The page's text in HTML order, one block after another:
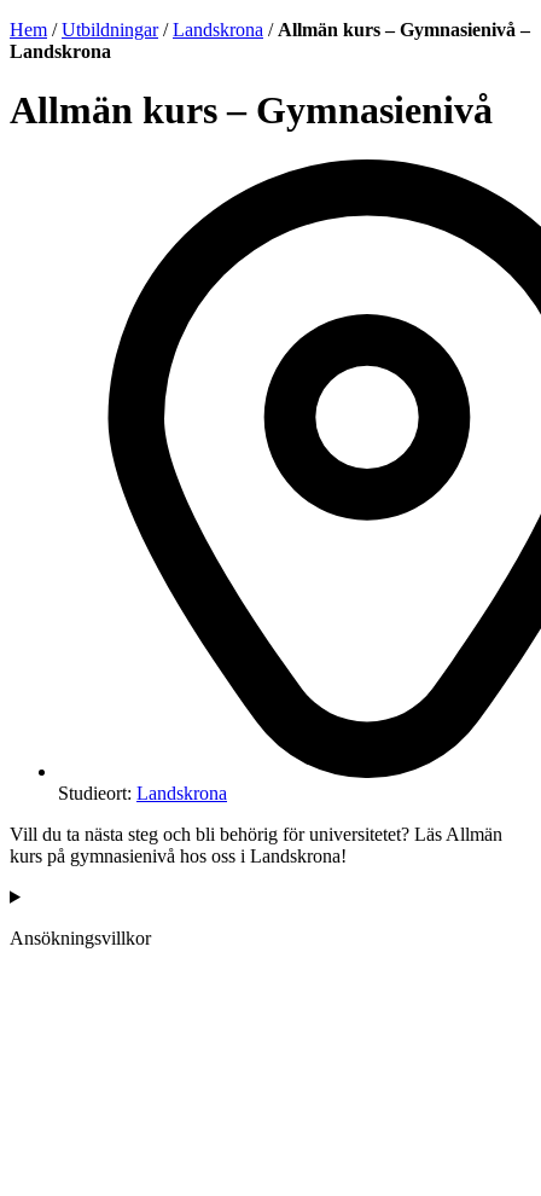
Hem /Utbildningar/Landskrona / Allmän kurs – Gymnasienivå –
Landskrona
Allmän kurs – Gymnasienivå
Studieort: Landskrona
Vill du ta nästa steg och bli behörig för universitetet? Läs Allmän
kurs på gymnasienivå hos oss i Landskrona!
Ansökningsvillkor